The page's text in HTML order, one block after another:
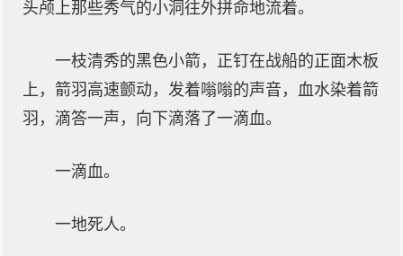
头颅上那些秀气的小洞往外拼命地流着。
一枝清秀的黑色小箭，正钉在战船的正面木板
上，箭羽高速颤动，发着嗡嗡的声音，血水染着箭
羽，滴答一声，向下滴落了一滴血。
一滴血。
一地死人。